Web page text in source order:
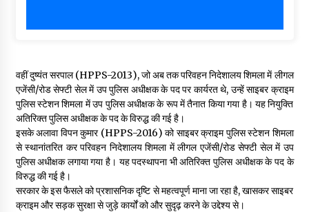
वहीं दुष्यंत सरपाल (HPPS-2013), जो अब तक परिवहन निदेशालय शिमला में लीगल
एजेंसी/रोड सेफ्टी सेल में उप पुलिस अधीक्षक के पद पर कार्यरत थे, उन्हें साइबर क्राइम
पुलिस स्टेशन शिमला में उप पुलिस अधीक्षक के रूप में तैनात किया गया है। यह नियुक्ति
अतिरिक्त पुलिस अधीक्षक के पद के विरुद्ध की गई है।
इसके अलावा विपन कुमार (HPPS-2016) को साइबर क्राइम पुलिस स्टेशन शिमला
से स्थानांतरित कर परिवहन निदेशालय शिमला में लीगल एजेंसी/रोड सेफ्टी सेल में उप
पुलिस अधीक्षक लगाया गया है। यह पदस्थापना भी अतिरिक्त पुलिस अधीक्षक के पद के
विरुद्ध की गई है।
सरकार के इस फैसले को प्रशासनिक दृष्टि से महत्वपूर्ण माना जा रहा है, खासकर साइबर
क्राइम और सड़क सुरक्षा से जुड़े कार्यों को और सुदृढ़ करने के उद्देश्य से।